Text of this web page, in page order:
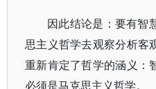
因此结论是：要有智
思主义哲学去观察分析客
重新肯定了哲学的涵义：
必须是马克思主义哲学。